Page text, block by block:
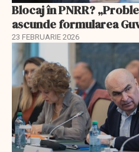
Blocaj în PNRR?
ascunde formularea
23 FEBRUARIE 2026